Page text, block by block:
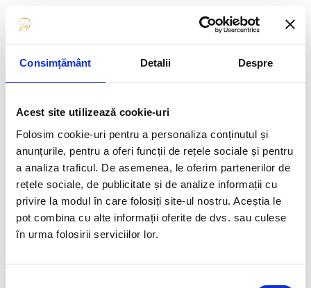
Consimțământ Detalii Despre
Acest site utilizează cookie-uri
Folosim cookie-uri pentru a personaliza conținutul și
anunțurile, pentru a oferi funcții de rețele sociale și pentru
a analiza traficul. De asemenea, le oferim partenerilor de
rețele sociale, de publicitate și de analize informații cu
privire la modul în care folosiți site-ul nostru. Aceștia le
pot combina cu alte informații oferite de dvs. sau culese
în urma folosirii serviciilor lor.
Atenție! Dacă antrenamentul are un scop tactic sau mental (de
exemplu, modelare de concurs), setați-vă mental să fiți focusați pe
sarcina imediată, fără analiză tehnică. În acest moment, vă setați pe
prezență mentală și informație tactică.
Dacă antrenamentul este tehnic, setați-vă mental să fiți focusați pe
schimbările/corectările tehnice pe care vreți să le obțineți (adică pe
execuția tehnicii corecte). Dacă tactica nu funcționează foarte bine sau
rezultatul (timpul, scorul, tranzițiile etc.) nu este cel dorit, nu-i nici o
problemă. Acum lucrați la tehnică. Este ok să faceți greșeli în plan tactic.
Fiecare sesiune de antrenament trebuie să înceapă cu definirea
intenției clare, întărită de o atitudine activă, marcată de determinare, și
de o gânidre operațională, centrată pe acțiune (conștientizare fizică,
cuvinte puține, intenții clare).
Descărcare mentală